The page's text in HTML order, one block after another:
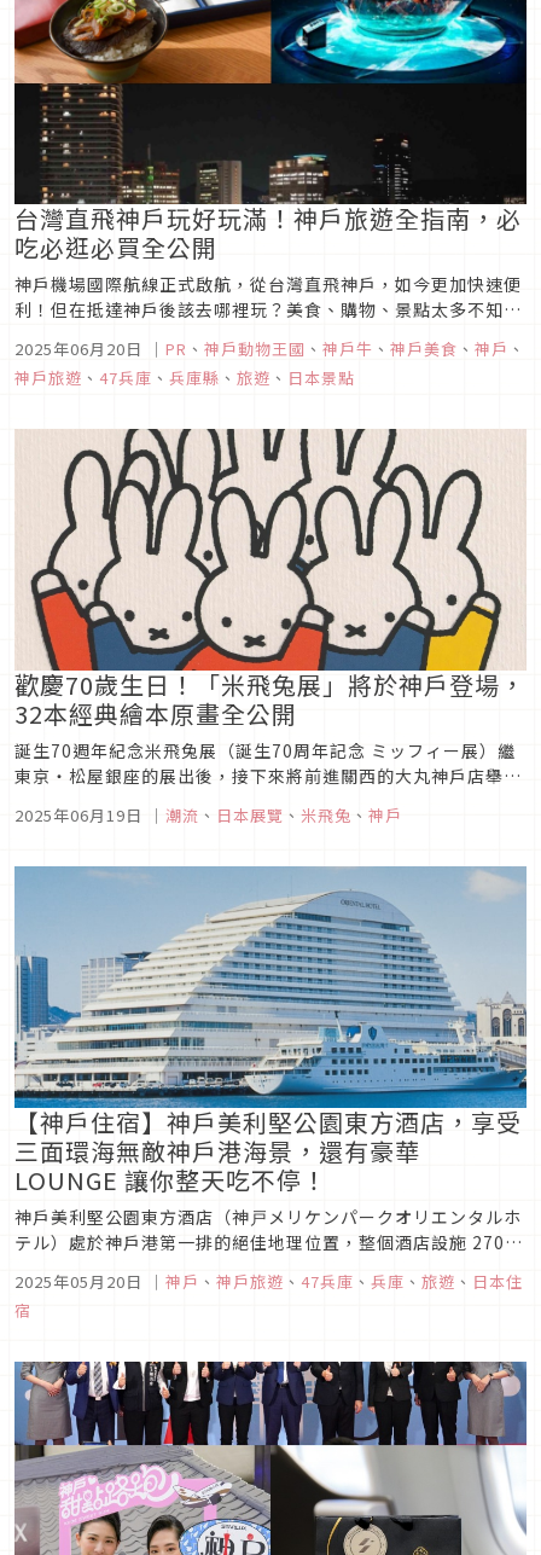
台灣直飛神戶玩好玩滿！神戶旅遊全指南，必
吃必逛必買全公開
神戶機場國際航線正式啟航，從台灣直飛神戶，如今更加快速便
利！但在抵達神戶後該去哪裡玩？美食、購物、景點太多不知從
何下手嗎？別擔心，本篇文章將精選神戶必去的九大人氣推薦景
點！保證能夠由淺入深，輕鬆玩出神戶的風格與深度！
2025年06月20日 ｜ PR 、 神戶動物王國 、 神戶牛 、 神戶美食 、 神戶 、
神戶旅遊 、 47兵庫 、 兵庫縣 、 旅遊 、 日本景點
歡慶70歲生日！「米飛兔展」將於神戶登場，
32本經典繪本原畫全公開
誕生70週年紀念米飛兔展（誕生70周年記念 ミッフィー展）繼
東京・松屋銀座的展出後，接下來將前進關西的大丸神戶店舉
期的創作。
2025年06月19日 ｜ 潮流 、 日本展覽 、 米飛兔 、 神戶
【神戶住宿】神戶美利堅公園東方酒店，享受
三面環海無敵神戶港海景，還有豪華
LOUNGE 讓你整天吃不停！
神戶美利堅公園東方酒店（神戸メリケンパークオリエンタルホ
テル）處於神戶港第一排的絕佳地理位置，整個酒店設施 270
神戶港美景，是喜歡海景的朋友絕對要來體驗一下的超美住宿。
如果預算充足，最推薦入住「SUITE & EXECUTIVE ROOM」...
2025年05月20日 ｜ 神戶 、 神戶旅遊 、 47兵庫 、 兵庫 、 旅遊 、 日本住
宿